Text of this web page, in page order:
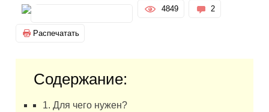
4849 2
Распечатать
Содержание:
1. Для чего нужен?